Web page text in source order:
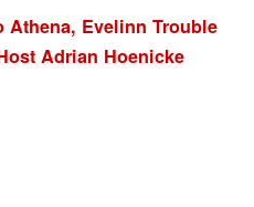
Athena, Evelinn Trouble
Adrian Hoenicke